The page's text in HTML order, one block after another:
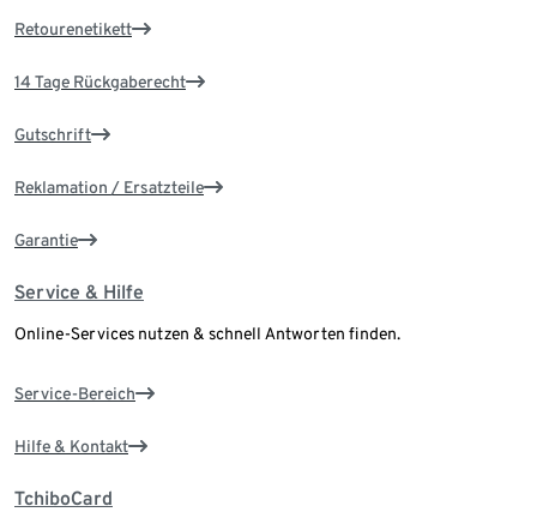
Retourenetikett
14 Tage Rückgaberecht
Gutschrift
Reklamation / Ersatzteile
Garantie
Service & Hilfe
Online-Services nutzen & schnell Antworten finden.
Service-Bereich
Hilfe & Kontakt
TchiboCard